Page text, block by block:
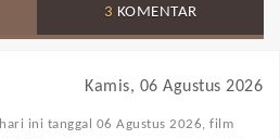
3 KOMENTAR
Kamis, 06 Agustus 2026
hari ini tanggal 06 Agustus 2026, film